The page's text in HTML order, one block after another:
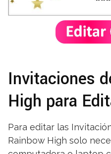
Invitaciones
High para
Para editar las
Rainbow High solo